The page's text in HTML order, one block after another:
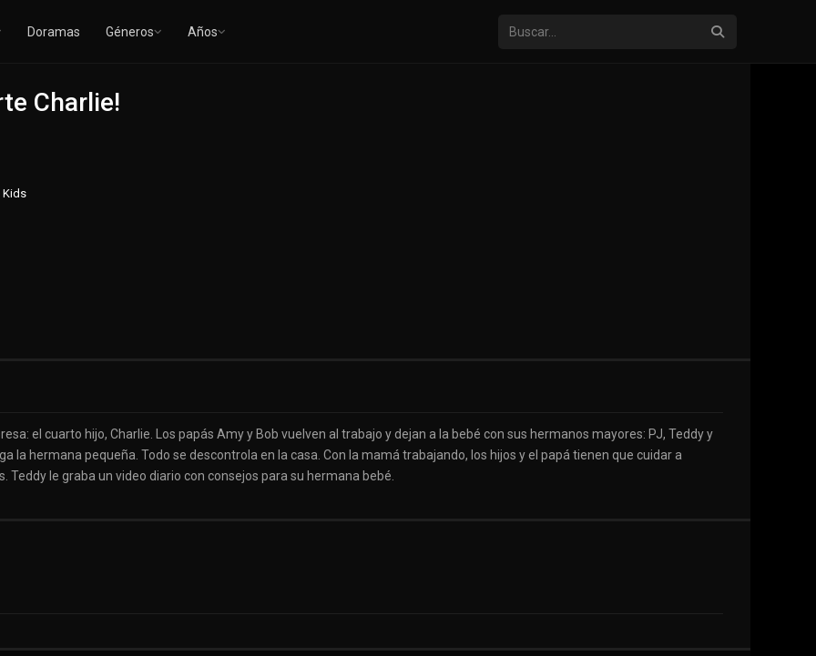
Doramas Géneros Años
Charlie!
Kids
el cuarto hijo, Charlie. Los papás Amy y Bob vuelven al trabajo y dejan a la bebé con sus hermanos mayores: PJ, Teddy y
la hermana pequeña. Todo se descontrola en la casa. Con la mamá trabajando, los hijos y el papá tienen que cuidar a
le graba un video diario con consejos para su hermana bebé.